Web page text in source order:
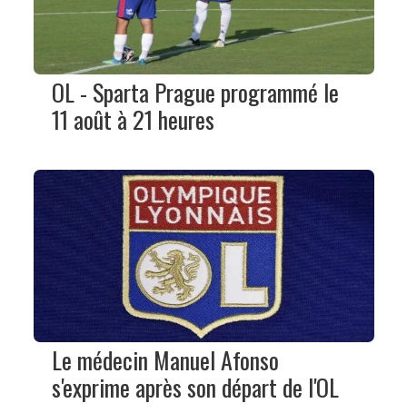
OL - Sparta Prague programmé le
11 août à 21 heures
Le médecin Manuel Afonso
s'exprime après son départ de l'OL